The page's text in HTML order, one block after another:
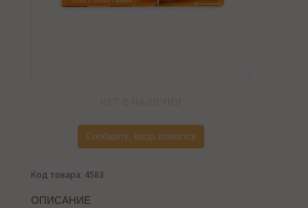
Сообщите, когда появится
Код товара: 4583
ОПИСАНИЕ